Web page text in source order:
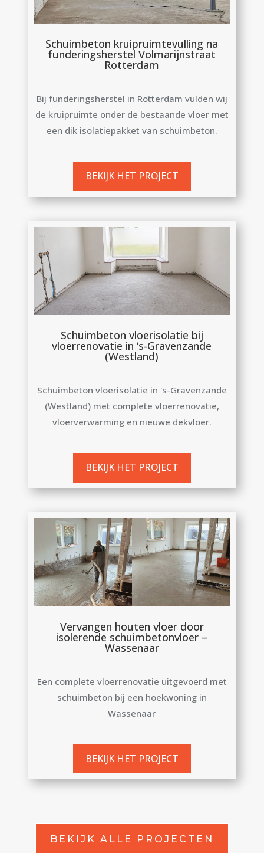
Schuimbeton kruipruimtevulling na
funderingsherstel Volmarijnstraat
Rotterdam
Bij funderingsherstel in Rotterdam vulden wij
de kruipruimte onder de bestaande vloer met
een dik isolatiepakket van schuimbeton.
BEKIJK HET PROJECT
Schuimbeton vloerisolatie bij
vloerrenovatie in ‘s-Gravenzande
(Westland)
Schuimbeton vloerisolatie in 's-Gravenzande
(Westland) met complete vloerrenovatie,
vloerverwarming en nieuwe dekvloer.
BEKIJK HET PROJECT
Vervangen houten vloer door
isolerende schuimbetonvloer –
Wassenaar
Een complete vloerrenovatie uitgevoerd met
schuimbeton bij een hoekwoning in
Wassenaar
BEKIJK HET PROJECT
BEKIJK ALLE PROJECTEN